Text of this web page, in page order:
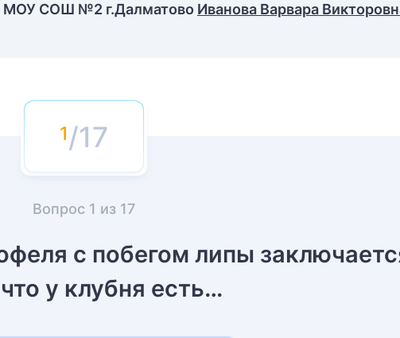
МОУ СОШ №2 г.Далматово Иванова Варвара
/17
Вопрос 1 из 17
с побегом липы
у клубня есть…